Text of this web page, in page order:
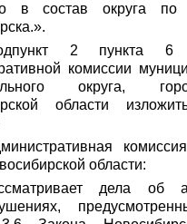
в состав округа по
2 пункта 6
комиссии
округа,
области
области:
дела об